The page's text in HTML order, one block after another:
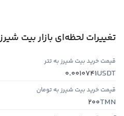
تغییرات لحظه‌ای بازار بیت شیرز
قیمت خرید بیت شیرز به تتر
USDT
0.0010741
قیمت خرید بیت شیرز به تومان
TMN
200